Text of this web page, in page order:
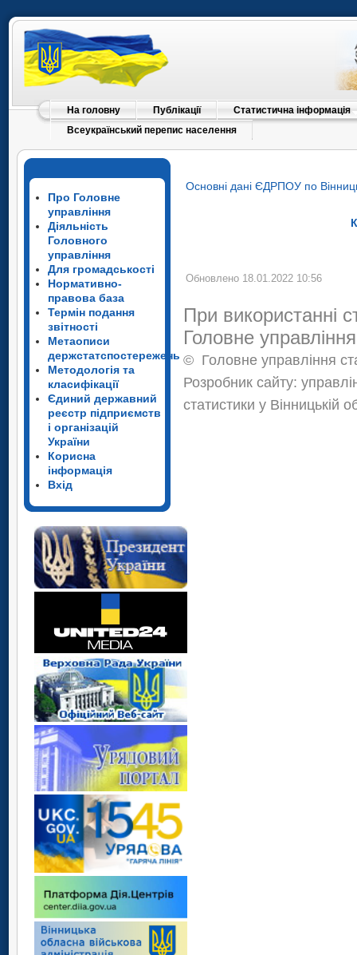
На головну Публікації
Статистична інформація
Всеукраїнський перепис населення
Про Головне
управління
Діяльність
Головного
управління
Для громадськості
Нормативно-
правова база
Термін подання
звітності
Метаописи
держстатспостережень
Методологія та
класифікації
Єдиний державний
реєстр підприємств
і організацій
України
Корисна
інформація
Вхід
Основні дані ЄДРПОУ по
Обновлено 18.01.2022 10:56
При використанні
Головне
© Головне управління
Розробник сайту:
статистики у Вінницькій